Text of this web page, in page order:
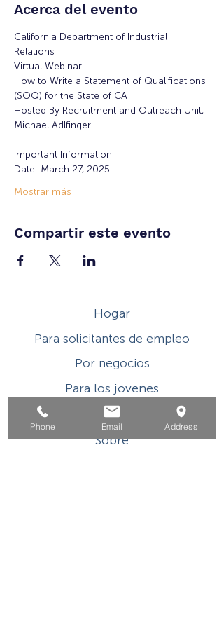
Acerca del evento
California Department of Industrial
Relations
Virtual Webinar
How to Write a Statement of Qualifications
(SOQ) for the State of CA
Hosted By Recruitment and Outreach Unit,
Michael Adlfinger
Important Information
Date: March 27, 2025
Mostrar más
Compartir este evento
Hogar
Para solicitantes de empleo
Por negocios
Para los jovenes
Eventos
Sobre
Phone Email Address